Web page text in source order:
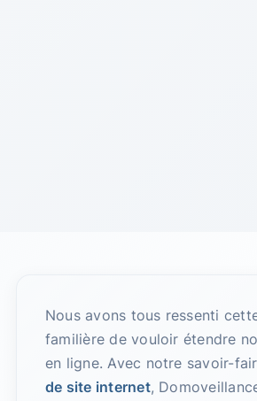
Nous avons tous ressenti
familière de vouloir étendre
en ligne. Avec notre savoir-
de site internet,